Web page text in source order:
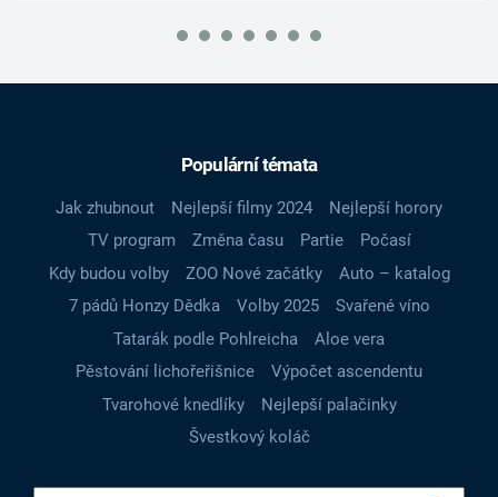
Populární témata
Jak zhubnout Nejlepší filmy 2024
Nejlepší horory
TV program
Změna času Partie
Počasí
Kdy budou volby
ZOO Nové začátky
Auto – katalog
7 pádů Honzy Dědka
Volby 2025
Svařené víno
Tatarák podle Pohlreicha
Aloe vera
Pěstování lichořeřišnice
Výpočet ascendentu
Tvarohové knedlíky
Nejlepší palačinky
Švestkový koláč